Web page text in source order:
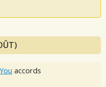
accords